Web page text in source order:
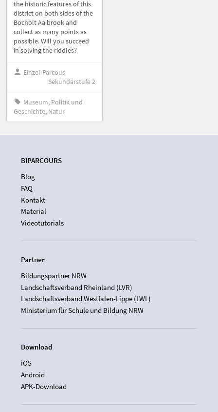
the historic features of this
district on both sides of the
Bocholt Aa brook and
collect as many points as
possible. Will you succeed
in solving the riddles?
Einzel-Parcous
Sekundarstufe 2
Museum, Politik und
Geschichte, Natur
BIPARCOURS
Blog
FAQ
Kontakt
Material
Videotutorials
Partner
Bildungspartner NRW
Landschaftsverband Rheinland (LVR)
Landschaftsverband Westfalen-Lippe (LWL)
Ministerium für Schule und Bildung NRW
Download
iOS
Android
APK-Download